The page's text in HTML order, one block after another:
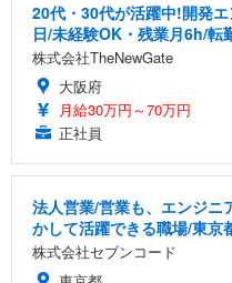
20代・30代が活躍中!開発
日/未経験OK・残業月6h/転
株式会社TheNewGate
大阪府
月給30万円～70万円
正社員
法人営業/営業も、エンジ
かして活躍できる職場/東京
株式会社セブンコード